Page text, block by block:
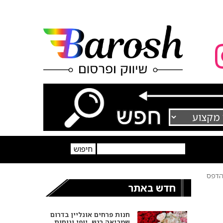
הדפס
חדש באתר
חנות פרחים אונליין בדרום